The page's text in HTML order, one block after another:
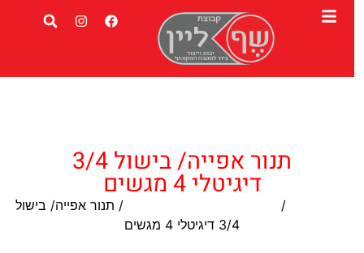
תנור אפייה/ בישול 3/4
דיגיטלי 4 מגשים
תנור תעשייתי לבישול ואפיה
/ תנור אפייה/ בישול
3/4 דיגיטלי 4 מגשים